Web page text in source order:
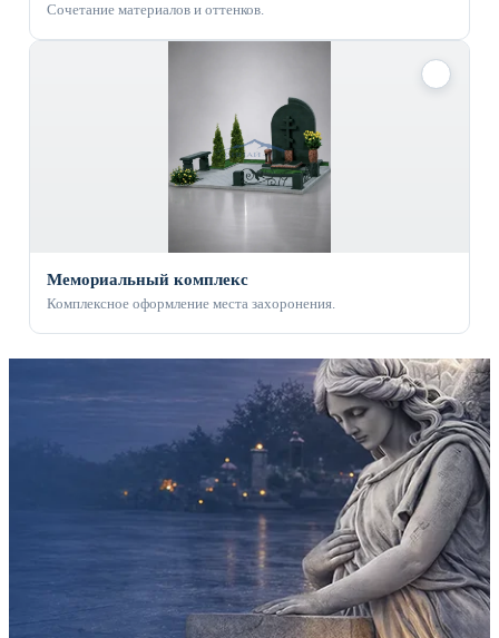
Сочетание материалов и оттенков.
Мемориальный комплекс
Комплексное оформление места захоронения.